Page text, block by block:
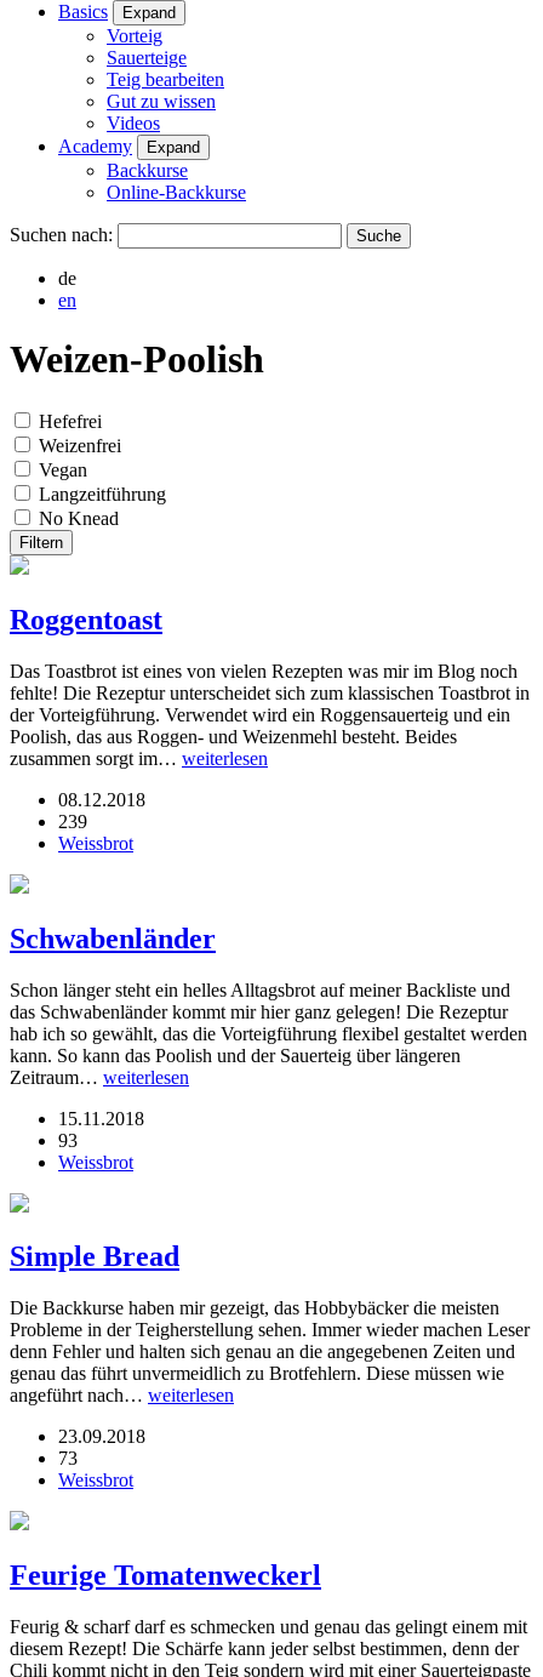
Basics
Expand
Vorteig
Sauerteige
Teig bearbeiten
Gut zu wissen
Videos
Academy
Expand
Backkurse
Online-Backkurse
Suchen nach:
de
en
Weizen-Poolish
Hefefrei
Weizenfrei
Vegan
Langzeitführung
No Knead
Filtern
Roggentoast
Das Toastbrot ist eines von vielen Rezepten was mir im Blog noch
fehlte! Die Rezeptur unterscheidet sich zum klassischen Toastbrot in
der Vorteigführung. Verwendet wird ein Roggensauerteig und ein
Poolish, das aus Roggen- und Weizenmehl besteht. Beides
zusammen sorgt im… weiterlesen
08.12.2018
239
Weissbrot
Schwabenländer
Schon länger steht ein helles Alltagsbrot auf meiner Backliste und
das Schwabenländer kommt mir hier ganz gelegen! Die Rezeptur
hab ich so gewählt, das die Vorteigführung flexibel gestaltet werden
kann. So kann das Poolish und der Sauerteig über längeren
Zeitraum… weiterlesen
15.11.2018
93
Weissbrot
Simple Bread
Die Backkurse haben mir gezeigt, das Hobbybäcker die meisten
Probleme in der Teigherstellung sehen. Immer wieder machen Leser
denn Fehler und halten sich genau an die angegebenen Zeiten und
genau das führt unvermeidlich zu Brotfehlern. Diese müssen wie
angeführt nach… weiterlesen
23.09.2018
73
Weissbrot
Feurige Tomatenweckerl
Feurig & scharf darf es schmecken und genau das gelingt einem mit
diesem Rezept! Die Schärfe kann jeder selbst bestimmen, denn der
Chili kommt nicht in den Teig sondern wird mit einer Sauerteigpaste